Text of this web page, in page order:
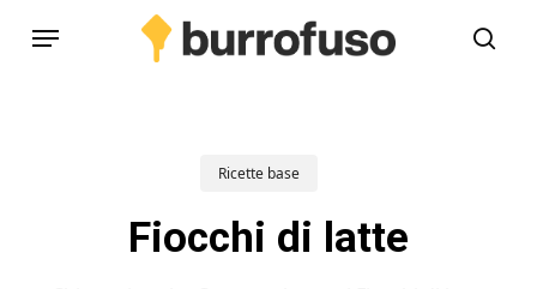
Menu
Ricette base
Fiocchi di latte